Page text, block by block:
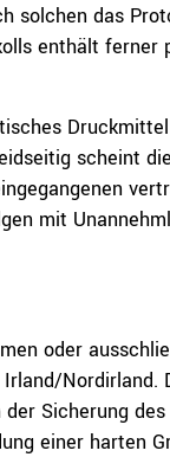
solchen das
enthält ferner
scheint
mit
oder
Nordirland.
Sicherung
einer harten